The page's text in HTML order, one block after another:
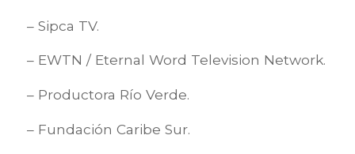
– Sipca TV.
– EWTN / Eternal Word Television Network.
– Productora Río Verde.
– Fundación Caribe Sur.